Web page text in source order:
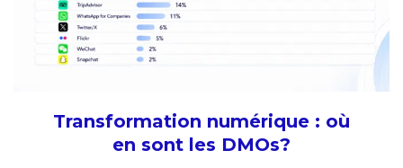
Transformation numérique : où
en sont les DMOs?